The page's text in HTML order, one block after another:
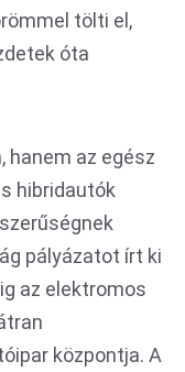
tölti el,
óta
hanem az egész
hibridautók
pályázatot írt ki
az elektromos
központja. A